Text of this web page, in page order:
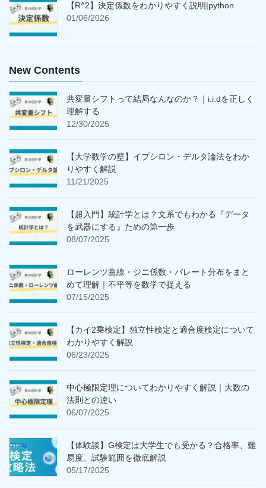
【R^2】決定係数をわかりやすく説明|python
01/06/2026
New Contents
共変量シフトって結局なんなのか？｜i.i.dを正しく
理解する
12/30/2025
【大学数学の壁】イプシロン・デルタ論法をわか
りやすく解説
11/21/2025
【超入門】統計学とは？文系でもわかる『データ
を武器にする』ための第一歩
08/07/2025
ローレンツ曲線・ジニ係数・パレート分布をまと
めて理解｜不平等を数学で捉える
07/15/2025
【カイ2乗検定】独立性検定と適合度検定について
わかりやすく解説
06/23/2025
中心極限定理についてわかりやすく解説｜大数の
法則との違い
06/07/2025
【体験談】G検定は大学生でも受かる？合格率、難
易度、試験範囲を徹底解説
05/17/2025